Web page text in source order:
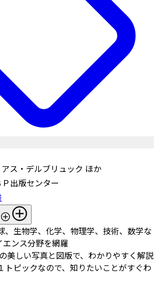
ス・デルブリュック ほか
出版センター
生物学、化学、物理学、技術、数学な
エンス分野を網羅
美しい写真と図版で、わかりやすく解説
ピックなので、知りたいことがすぐわ